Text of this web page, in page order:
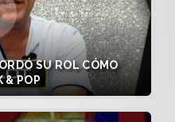
SU ROL CÓMO
& POP